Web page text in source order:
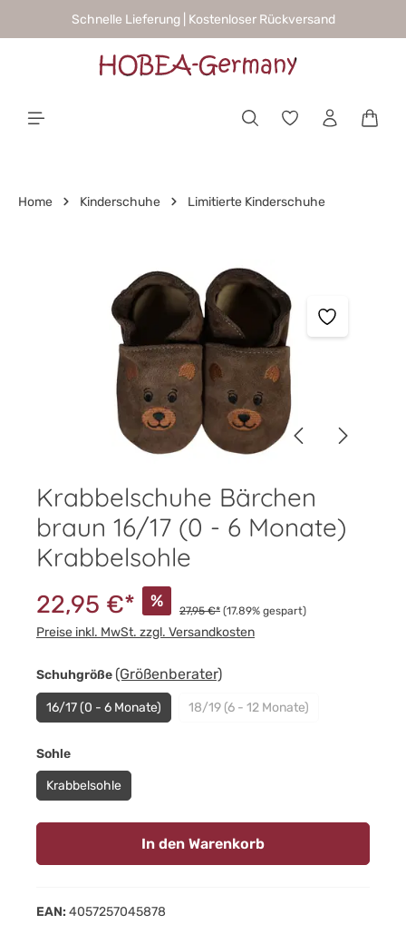
springenSchnelle Lieferung | Kostenloser Rückversand
Home Kinderschuhe Limitierte Kinderschuhe
Bildergalerie überspringen
Krabbelschuhe Bärchen
braun 16/17 (0 - 6 Monate)
Krabbelsohle
22,95 €* % 27,95 €* (17.89% gespart)
Preise inkl. MwSt. zzgl. Versandkosten
Schuhgrößeauswählen
(Größenberater)
16/17 (0 - 6 Monate) 18/19 (6 - 12 Monate)(Diese Option ist zurzeit nicht
Sohleauswählen
Krabbelsohle
In den Warenkorb
EAN: 4057257045878